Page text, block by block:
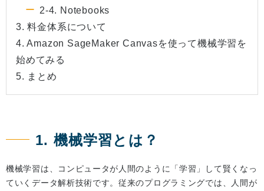
2-4. Notebooks
3. 料金体系について
4. Amazon SageMaker Canvasを使って機械学習を
始めてみる
5. まとめ
1. 機械学習とは？
機械学習は、コンピュータが人間のように「学習」して賢くなっ
ていくデータ解析技術です。従来のプログラミングでは、人間が